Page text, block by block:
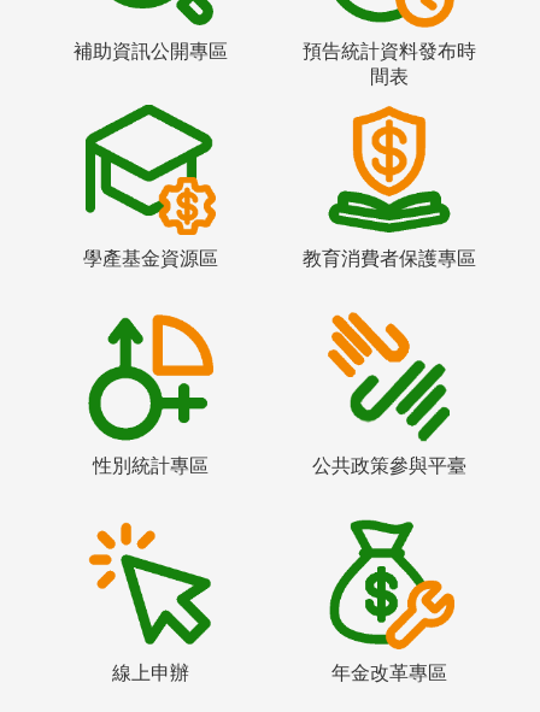
補助資訊公開專區
預告統計資料發布時
間表
學產基金資源區 教育消費者保護專區
性別統計專區 公共政策參與平臺
線上申辦 年金改革專區